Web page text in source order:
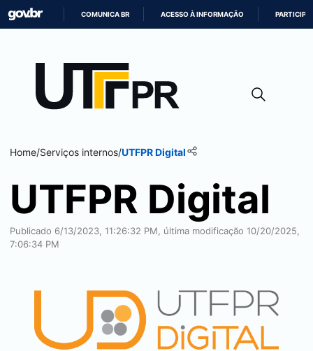
CONTEÚDO
COMUNICA BR ACESSO À INFORMAÇÃO PARTICIPE
Home/Serviços internos/UTFPR Digital
UTFPR Digital
Publicado 6/13/2023, 11:26:32 PM, última modificação 10/20/2025,
7:06:34 PM